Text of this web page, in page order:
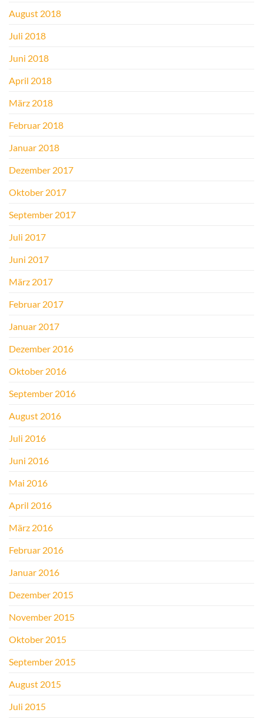
August 2018
Juli 2018
Juni 2018
April 2018
März 2018
Februar 2018
Januar 2018
Dezember 2017
Oktober 2017
September 2017
Juli 2017
Juni 2017
März 2017
Februar 2017
Januar 2017
Dezember 2016
Oktober 2016
September 2016
August 2016
Juli 2016
Juni 2016
Mai 2016
April 2016
März 2016
Februar 2016
Januar 2016
Dezember 2015
November 2015
Oktober 2015
September 2015
August 2015
Juli 2015